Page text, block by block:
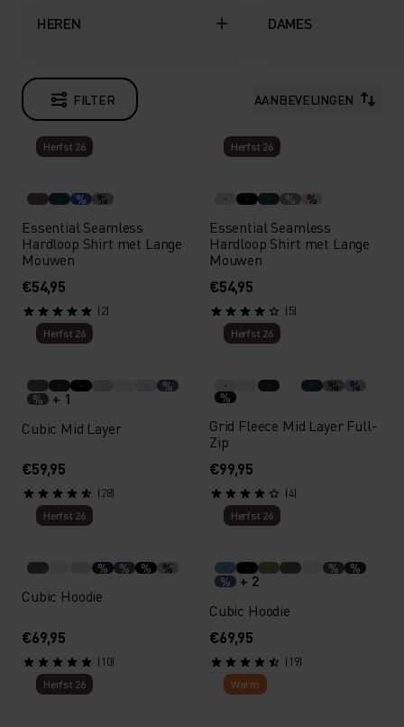
HEREN DAMES
FILTER AANBEVELINGEN
Herfst 26
% %
Essential Seamless
Hardloop Shirt met Lange
Mouwen
€54,95
(2)
Herfst 26
% %
Essential Seamless
Hardloop Shirt met Lange
Mouwen
€54,95
(5)
Herfst 26
%
%
+ 1
Cubic Mid Layer
€59,95
(28)
Herfst 26
% %
%
Grid Fleece Mid Layer Full-
Zip
€99,95
(4)
Herfst 26
% % % %
Cubic Hoodie
€69,95
(10)
Herfst 26
%
%
%
+ 2
Cubic Hoodie
€69,95
(19)
Herfst 26
Warm